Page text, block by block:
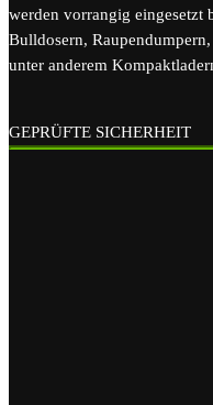
werden vorrangig
Bulldosern,
unter anderem
GEPRÜFTE SICHERHEIT